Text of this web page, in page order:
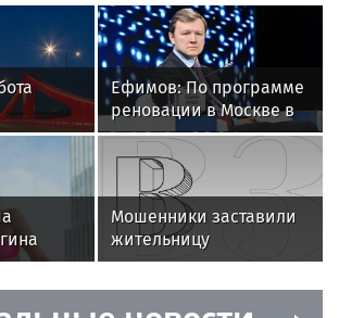
Ефимов: По программе
реновации в Москве в
2026 году планируется
ввести около 2,5
миллиона квадратных
метров жилья
6 лет
Мошенники заставили
жительницу
Подмосковья поджечь